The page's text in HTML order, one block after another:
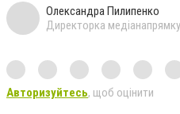
Олександра Пилипенко
Директорка медіанапрямку
Авторизуйтесь, щоб оцінити